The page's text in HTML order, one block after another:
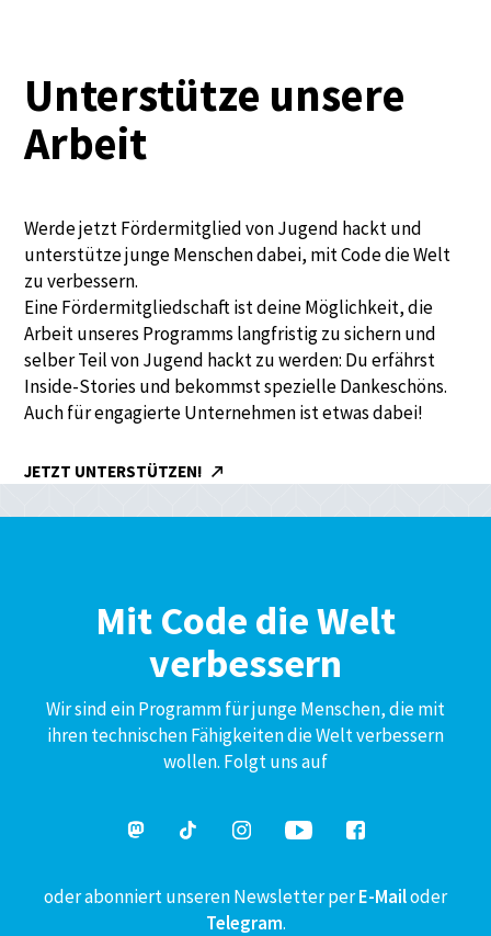
Unterstütze unsere
Arbeit
Werde jetzt Fördermitglied von Jugend hackt und
unterstütze junge Menschen dabei, mit Code die Welt
zu verbessern.
Eine Fördermitgliedschaft ist deine Möglichkeit, die
Arbeit unseres Programms langfristig zu sichern und
selber Teil von Jugend hackt zu werden: Du erfährst
Inside-Stories und bekommst spezielle Dankeschöns.
Auch für engagierte Unternehmen ist etwas dabei!
JETZT UNTERSTÜTZEN!
Mit Code die Welt
verbessern
Wir sind ein Programm für junge Menschen, die mit
ihren technischen Fähigkeiten die Welt verbessern
wollen. Folgt uns auf
oder abonniert unseren Newsletter perE-Mailoder
Telegram.